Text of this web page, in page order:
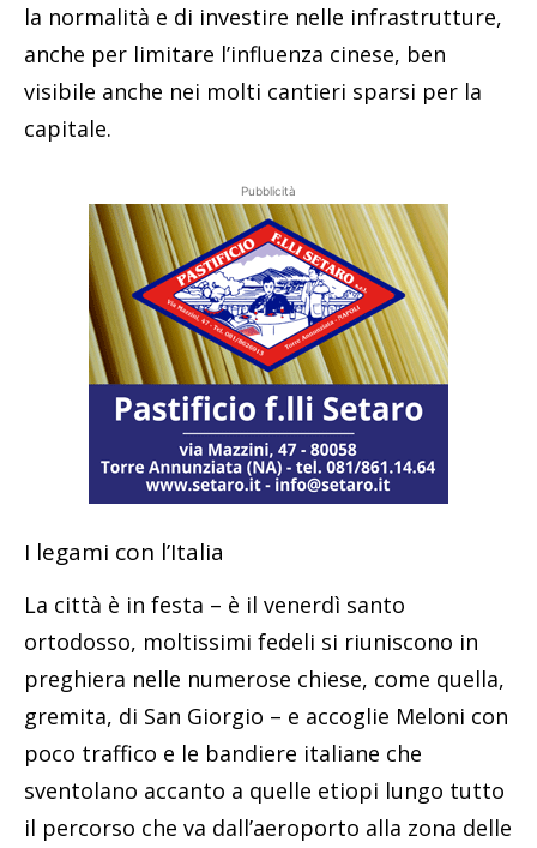
la normalità e di investire nelle infrastrutture,
anche per limitare l’influenza cinese, ben
visibile anche nei molti cantieri sparsi per la
capitale.
Pubblicità
I legami con l’Italia
La città è in festa – è il venerdì santo
ortodosso, moltissimi fedeli si riuniscono in
preghiera nelle numerose chiese, come quella,
gremita, di San Giorgio – e accoglie Meloni con
poco traffico e le bandiere italiane che
sventolano accanto a quelle etiopi lungo tutto
il percorso che va dall’aeroporto alla zona delle